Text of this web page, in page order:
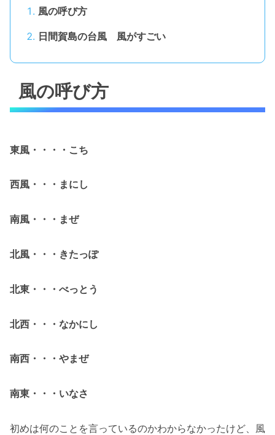
風の呼び方
日間賀島の台風 風がすごい
風の呼び方
東風・・・・こち
西風・・・まにし
南風・・・まぜ
北風・・・きたっぽ
北東・・・べっとう
北西・・・なかにし
南西・・・やまぜ
南東・・・いなさ
初めは何のことを言っているのかわからなかったけど、風